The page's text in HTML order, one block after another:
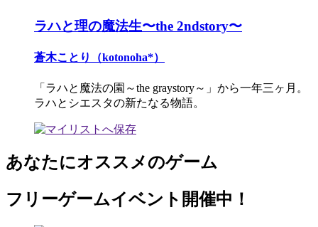
ラハと理の魔法生〜the 2ndstory〜
蒼木ことり（kotonoha*）
「ラハと魔法の園～the graystory～」から一年三ヶ月。
ラハとシエスタの新たなる物語。
あなたにオススメのゲーム
フリーゲームイベント開催中！